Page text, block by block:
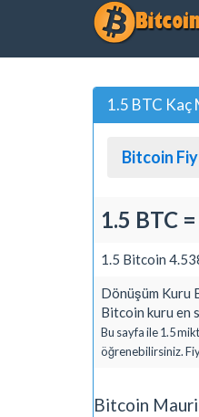
1.5 BTC Kaç
Bitcoin
1.5 BTC
1.5 Bitcoin
Dönüşüm Kuru
Bitcoin kuru en
Bu sayfa ile 1.5
öğrenebilirsiniz.
Bitcoin